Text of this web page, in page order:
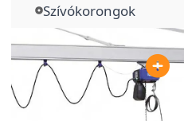
Szívókorongok